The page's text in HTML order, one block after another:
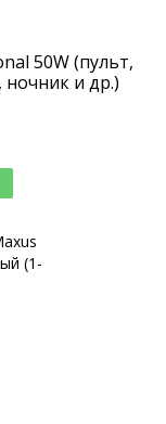
50W (пульт,
и др.)